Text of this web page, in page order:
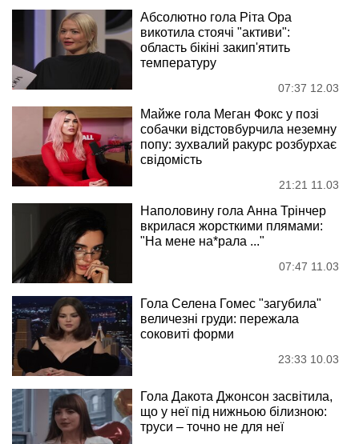
Абсолютно гола Ріта Ора
викотила стоячі "активи":
область бікіні закип'ятить
температуру
07:37 12.03
Майже гола Меган Фокс у позі
собачки відстовбурчила неземну
попу: зухвалий ракурс розбурхає
свідомість
21:21 11.03
Наполовину гола Анна Трінчер
вкрилася жорсткими плямами:
"На мене на*рала ..."
07:47 11.03
Гола Селена Гомес "загубила"
величезні груди: пережала
соковиті форми
23:33 10.03
Гола Дакота Джонсон засвітила,
що у неї під нижньою білизною:
труси – точно не для неї